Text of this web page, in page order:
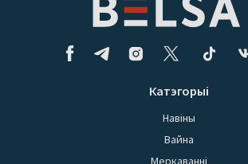
Катэгорыі
Навіны
Вайна
Меркаванні